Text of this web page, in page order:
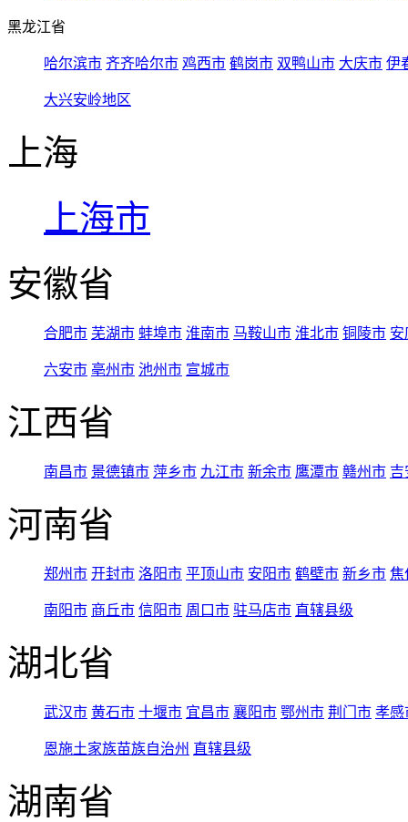
黑龙江省
哈尔滨市 齐齐哈尔市 鸡西市 鹤岗市 双鸭山市 大庆市 伊
大兴安岭地区
上海
上海市
安徽省
合肥市 芜湖市 蚌埠市 淮南市 马鞍山市 淮北市 铜陵市 安
六安市 亳州市 池州市 宣城市
江西省
南昌市 景德镇市 萍乡市 九江市 新余市 鹰潭市 赣州市 吉
河南省
郑州市 开封市 洛阳市 平顶山市 安阳市 鹤壁市 新乡市 焦
南阳市 商丘市 信阳市 周口市 驻马店市 直辖县级
湖北省
武汉市 黄石市 十堰市 宜昌市 襄阳市 鄂州市 荆门市 孝感
恩施土家族苗族自治州 直辖县级
湖南省